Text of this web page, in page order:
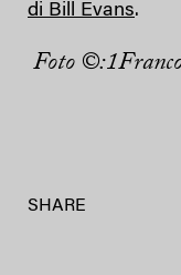
di Bill Evans.
Foto
SHARE